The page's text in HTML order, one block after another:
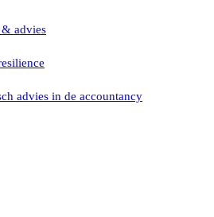
& advies
advies in de accountancy